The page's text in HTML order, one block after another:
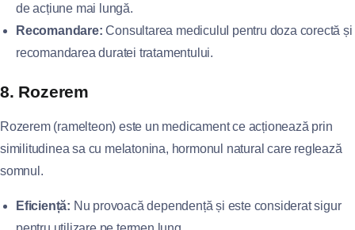
de acțiune mai lungă.
Recomandare: Consultarea mediculuI pentru doza corectă și
recomandarea duratei tratamentului.
8. Rozerem
Rozerem (ramelteon) este un medicament ce acționează prin
similitudinea sa cu melatonina, hormonul natural care reglează
somnul.
Eficiență: Nu provoacă dependență și este considerat sigur